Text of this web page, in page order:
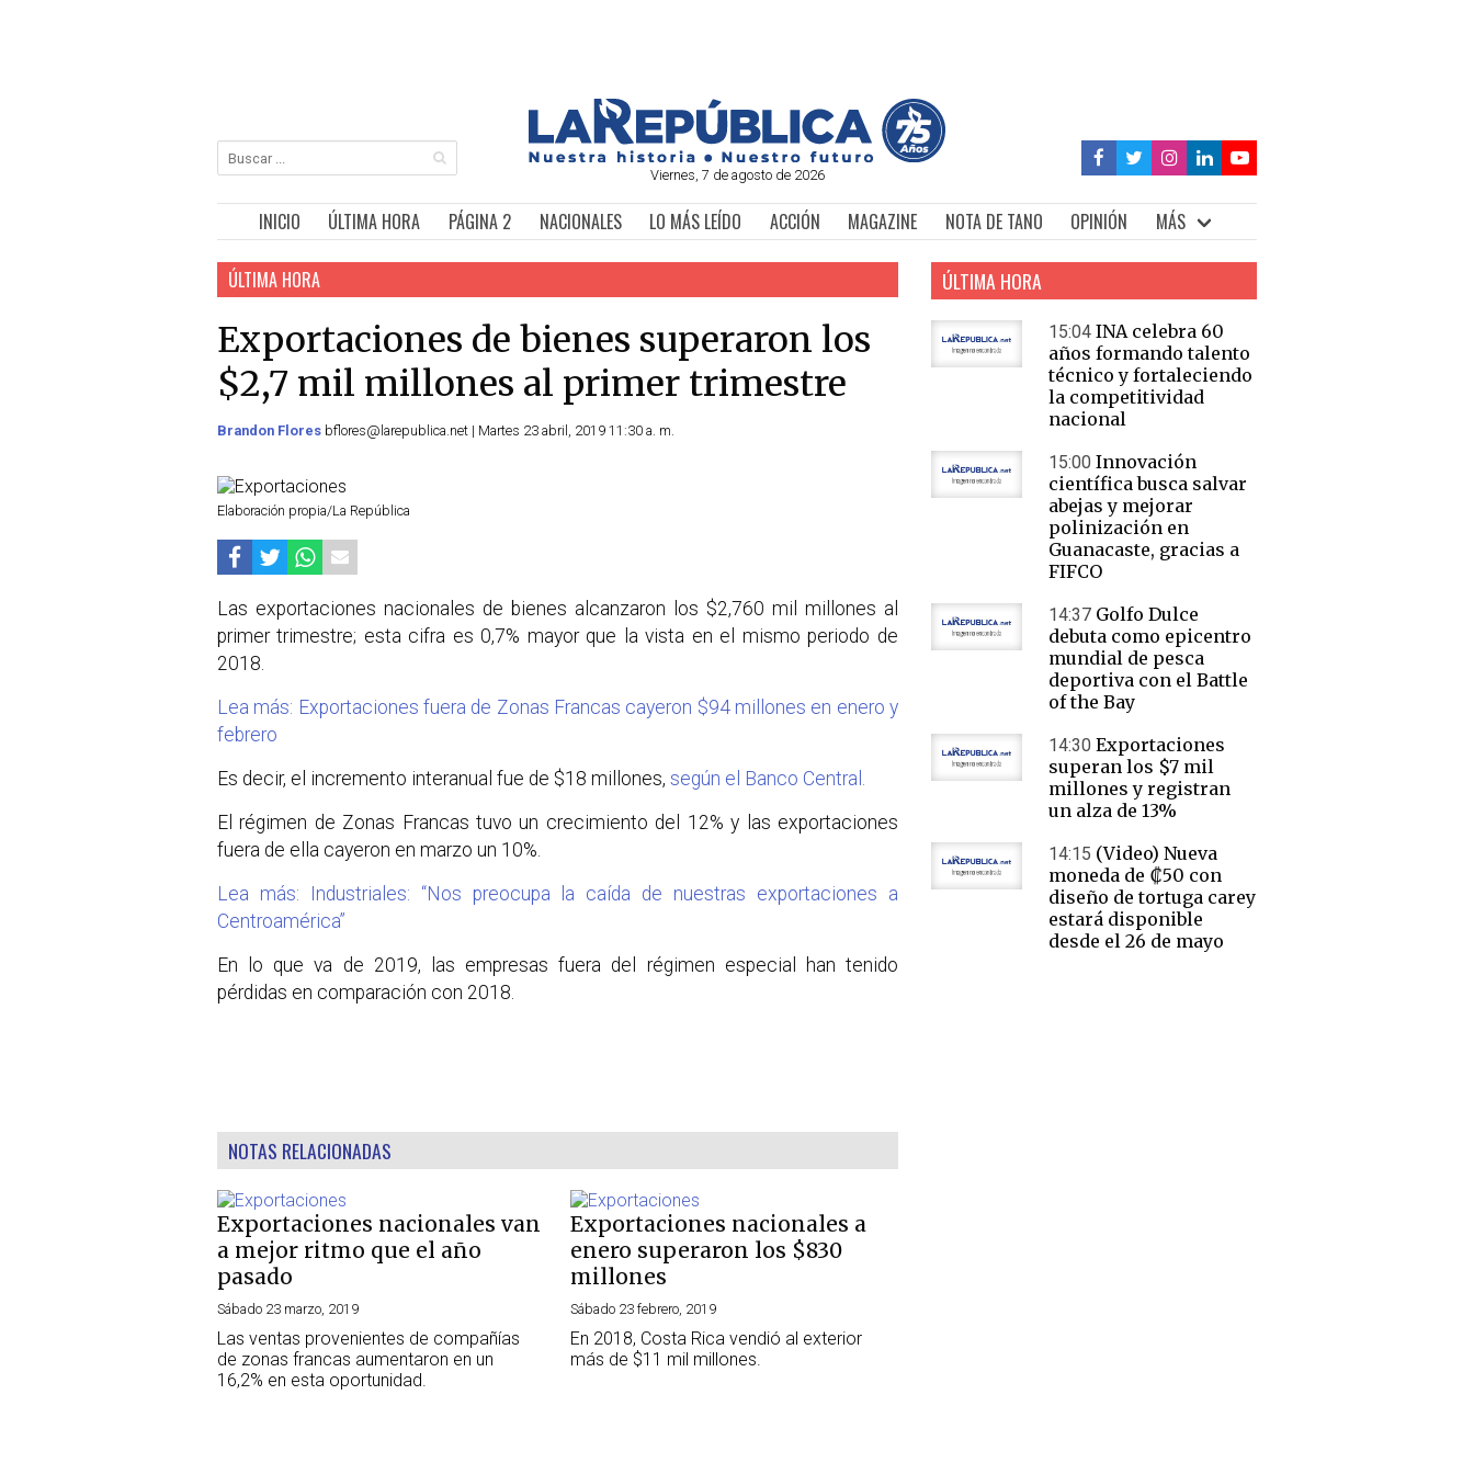
Viernes, 7 de agosto de 2026
INICIO ÚLTIMA HORA PÁGINA 2 NACIONALES LO MÁS LEÍDO ACCIÓN MAGAZINE NOTA DE TANO OPINIÓN MÁS
ÚLTIMA HORA
Exportaciones de bienes superaron los
$2,7 mil millones al primer trimestre
Brandon Flores bflores@larepublica.net | Martes 23 abril, 2019 11:30 a. m.
Elaboración propia/La República
Las exportaciones nacionales de bienes alcanzaron los $2,760 mil millones al
primer trimestre; esta cifra es 0,7% mayor que la vista en el mismo periodo de
2018.
Lea más: Exportaciones fuera de Zonas Francas cayeron $94 millones en enero y
febrero
Es decir, el incremento interanual fue de $18 millones, según el Banco Central.
El régimen de Zonas Francas tuvo un crecimiento del 12% y las exportaciones
fuera de ella cayeron en marzo un 10%.
Lea más: Industriales: “Nos preocupa la caída de nuestras exportaciones a
Centroamérica”
En lo que va de 2019, las empresas fuera del régimen especial han tenido
pérdidas en comparación con 2018.
NOTAS RELACIONADAS
Exportaciones nacionales van
a mejor ritmo que el año
pasado
Sábado 23 marzo, 2019
Las ventas provenientes de compañías
de zonas francas aumentaron en un
16,2% en esta oportunidad.
Exportaciones nacionales a
enero superaron los $830
millones
Sábado 23 febrero, 2019
En 2018, Costa Rica vendió al exterior
más de $11 mil millones.
ÚLTIMA HORA
15:04 INA celebra 60
años formando talento
técnico y fortaleciendo
la competitividad
nacional
15:00 Innovación
científica busca salvar
abejas y mejorar
polinización en
Guanacaste, gracias a
FIFCO
14:37 Golfo Dulce
debuta como epicentro
mundial de pesca
deportiva con el Battle
of the Bay
14:30 Exportaciones
superan los $7 mil
millones y registran
un alza de 13%
14:15 (Video) Nueva
moneda de ₡50 con
diseño de tortuga carey
estará disponible
desde el 26 de mayo